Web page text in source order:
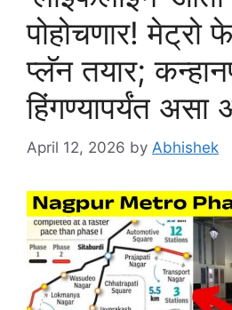
पोहोचणार! मेट्रो
प्लॅन तयार;
हिंगण्यापर्यंत
April 12, 2026 by Abhishek